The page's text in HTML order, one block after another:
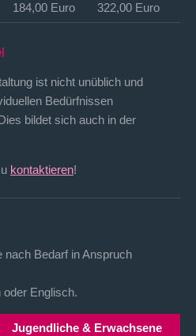
184,00 Euro 322,00 Euro
ist nicht unüblich und
Bedürfnissen
bildet sich auch in der
kontaktieren!
nach Bedarf in Anspruch
Englisch.
Jugendliche & Erwachsene